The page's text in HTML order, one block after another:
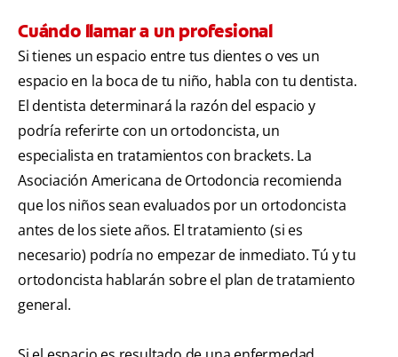
Cuándo llamar a un profesional
Si tienes un espacio entre tus dientes o ves un
espacio en la boca de tu niño, habla con tu dentista.
El dentista determinará la razón del espacio y
podría referirte con un ortodoncista, un
especialista en tratamientos con brackets. La
Asociación Americana de Ortodoncia recomienda
que los niños sean evaluados por un ortodoncista
antes de los siete años. El tratamiento (si es
necesario) podría no empezar de inmediato. Tú y tu
ortodoncista hablarán sobre el plan de tratamiento
general.